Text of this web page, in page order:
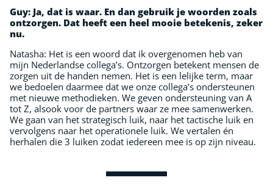
Guy: Ja, dat is waar. En dan gebruik je woorden zoals
ontzorgen. Dat heeft een heel mooie betekenis, zeker
nu.
Natasha: Het is een woord dat ik overgenomen heb van
mijn Nederlandse collega’s. Ontzorgen betekent mensen de
zorgen uit de handen nemen. Het is een lelijke term, maar
we bedoelen daarmee dat we onze collega’s ondersteunen
met nieuwe methodieken. We geven ondersteuning van A
tot Z, alsook voor de partners waar ze mee samenwerken.
We gaan van het strategisch luik, naar het tactische luik en
vervolgens naar het operationele luik. We vertalen én
herhalen die 3 luiken zodat iedereen mee is op zijn niveau.